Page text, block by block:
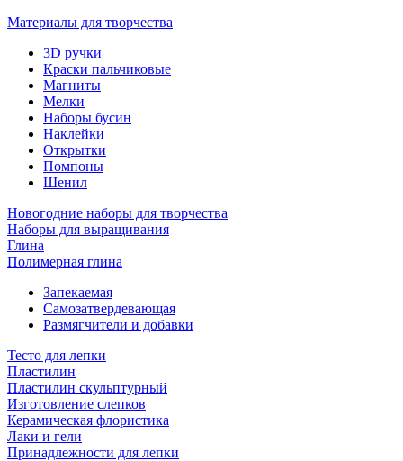
Материалы для творчества
3D ручки
Краски пальчиковые
Магниты
Мелки
Наборы бусин
Наклейки
Открытки
Помпоны
Шенил
Новогодние наборы для творчества
Наборы для выращивания
Глина
Полимерная глина
Запекаемая
Самозатвердевающая
Размягчители и добавки
Тесто для лепки
Пластилин
Пластилин скульптурный
Изготовление слепков
Керамическая флористика
Лаки и гели
Принадлежности для лепки